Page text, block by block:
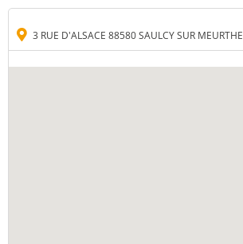
3 RUE D'ALSACE 88580 SAULCY SUR MEURTHE